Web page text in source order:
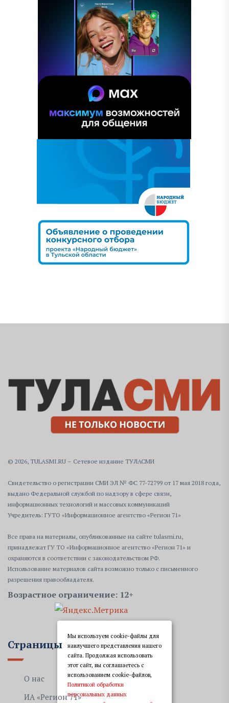
© 2026, TULASMI.RU – Сетевое издание ТУЛАСМИ
Свидетельство о регистрации СМИ ЭЛ № ФС 77-72799 от 17 мая 2018 года,
выдано Федеральной службой по надзору в сфере связи,
информационных технологий и массовых коммуникаций
Учредитель: ГУТО «Информационное агентство «Регион 71»
Все права на материалы, опубликованные на сайте tulasmi.ru,
принадлежат ГУ ТО «Информационное агентство «Регион 71» и
охраняются в соответствии с законодательством РФ.
Использование материалов сайта возможно только с письменного
разрешения правообладателя.
Возрастное ограничение: 12+
Страницы
О нас
ИА «Регион 71»
Мы используем cookie-файлы для
наилучшего представления нашего
сайта. Продолжая использовать
этот сайт, вы соглашаетесь с
использованием cookie-файлов,
Политикой обработки
персональных данных